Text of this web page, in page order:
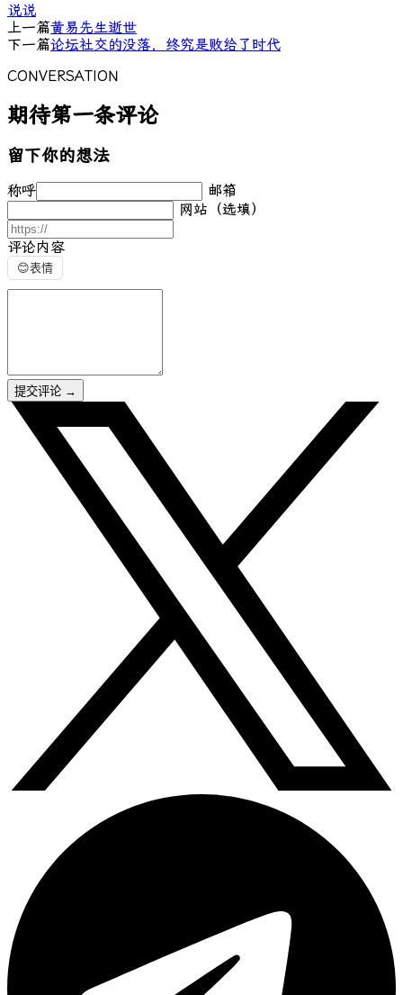
说说
上一篇黄易先生逝世
下一篇论坛社交的没落，终究是败给了时代
CONVERSATION
期待第一条评论
留下你的想法
称呼
邮箱
网站（选填）
评论内容
😊表情
提交评论 →